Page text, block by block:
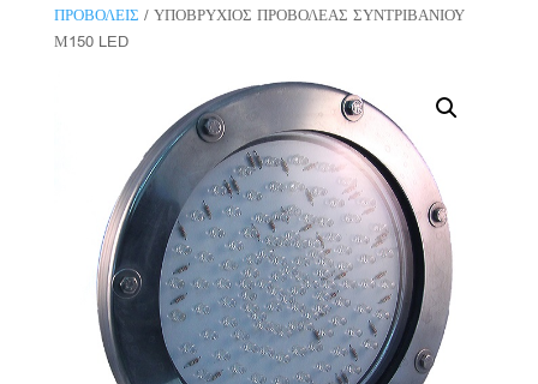
ΠΡΟΒΟΛΕΙΣ / ΥΠΟΒΡΥΧΙΟΣ ΠΡΟΒΟΛΕΑΣ ΣΥΝΤΡΙΒΑΝΙΟΥ
Μ150 LED